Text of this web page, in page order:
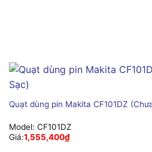
Quạt dùng pin Makita CF101DZ
Model: CF101DZ
Giá:1,555,400₫